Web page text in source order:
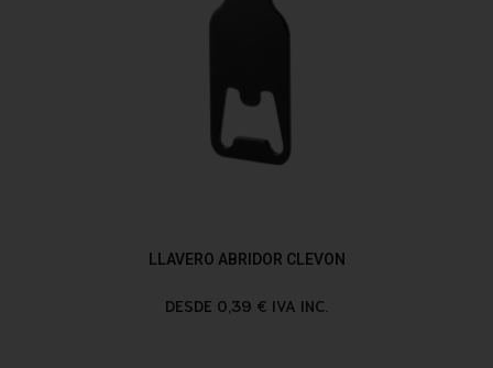
LLAVERO ABRIDOR CLEVON
DESDE 0,39 € IVA INC.